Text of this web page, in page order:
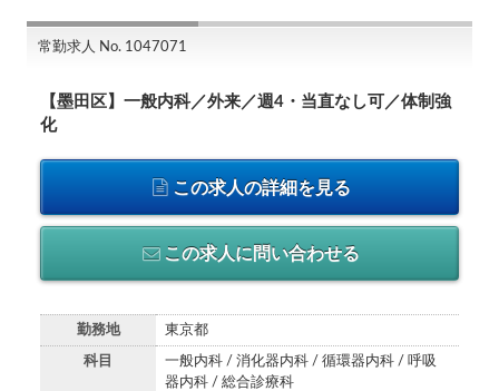
常勤求人 No. 1047071
【墨田区】一般内科／外来／週4・当直なし可／体制強
化
この求人の詳細を見る
この求人に問い合わせる
勤務地 東京都
科目
一般内科 / 消化器内科 / 循環器内科 / 呼吸
器内科 / 総合診療科